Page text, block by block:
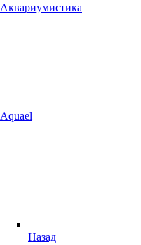
Аквариумистика
Aquael
Назад